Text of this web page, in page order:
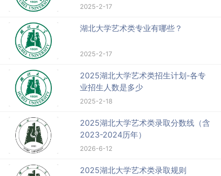
2025-2-17
湖北大学艺术类专业有哪些？
2025-2-17
2025湖北大学艺术类招生计划-各专
业招生人数是多少
2025-2-18
2025湖北大学艺术类录取分数线（含
2023-2024历年）
2026-6-12
2025湖北大学艺术类录取规则